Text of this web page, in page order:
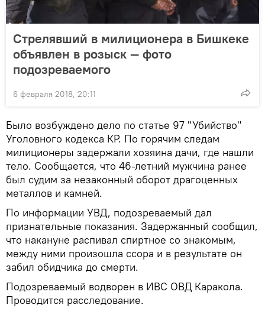
Стрелявший в милиционера в Бишкеке
объявлен в розыск — фото
подозреваемого
6 февраля 2018, 20:11
Было возбуждено дело по статье 97 "Убийство"
Уголовного кодекса КР. По горячим следам
милиционеры задержали хозяина дачи, где нашли
тело. Сообщается, что 46-летний мужчина ранее
был судим за незаконный оборот драгоценных
металлов и камней.
По информации УВД, подозреваемый дал
признательные показания. Задержанный сообщил,
что накануне распивал спиртное со знакомым,
между ними произошла ссора и в результате он
забил обидчика до смерти.
Подозреваемый водворен в ИВС ОВД Каракола.
Проводится расследование.